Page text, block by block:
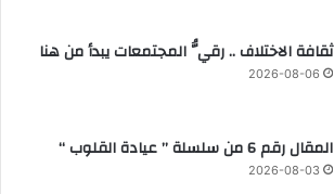
ثقافة الاختلاف .. رقيُّ المجتمعات يبدأ من هنا
2026-08-06
المقال رقم 6 من سلسلة ” عيادة القلوب “
2026-08-03